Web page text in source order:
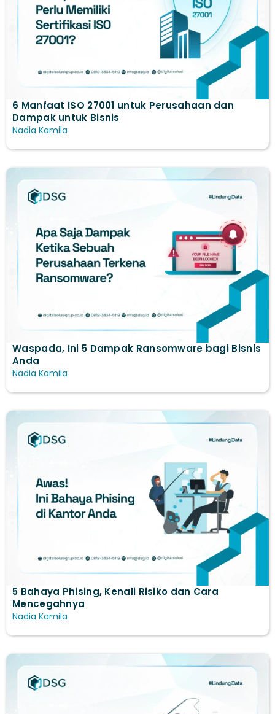
6 Manfaat ISO 27001 untuk Perusahaan dan
Dampak untuk Bisnis
Nadia Kamila
Waspada, Ini 5 Dampak Ransomware bagi Bisnis
Anda
Nadia Kamila
5 Bahaya Phising, Kenali Risiko dan Cara
Mencegahnya
Nadia Kamila